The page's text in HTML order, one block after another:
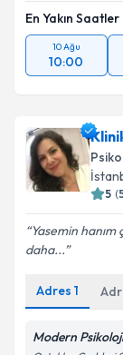
En Yakın Saatler
10 Ağu
10:00
5 (
Yasemin hanım
daha...
Adres 1
Modern